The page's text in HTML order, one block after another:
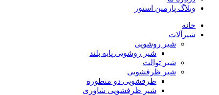
وبلاگ پارمین استور
خانه
شیرآلات
شیر روشویی
شیر روشویی پایه بلند
شیر توالت
شیر ظرفشویی
ظرفشویی دو منظوره
شیر ظرفشویی شاوری